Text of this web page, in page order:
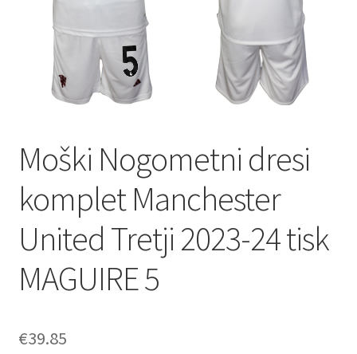
Zaključek nakupa
Moški Nogometni dresi
komplet Manchester
United Tretji 2023-24 tisk
MAGUIRE 5
€39.85